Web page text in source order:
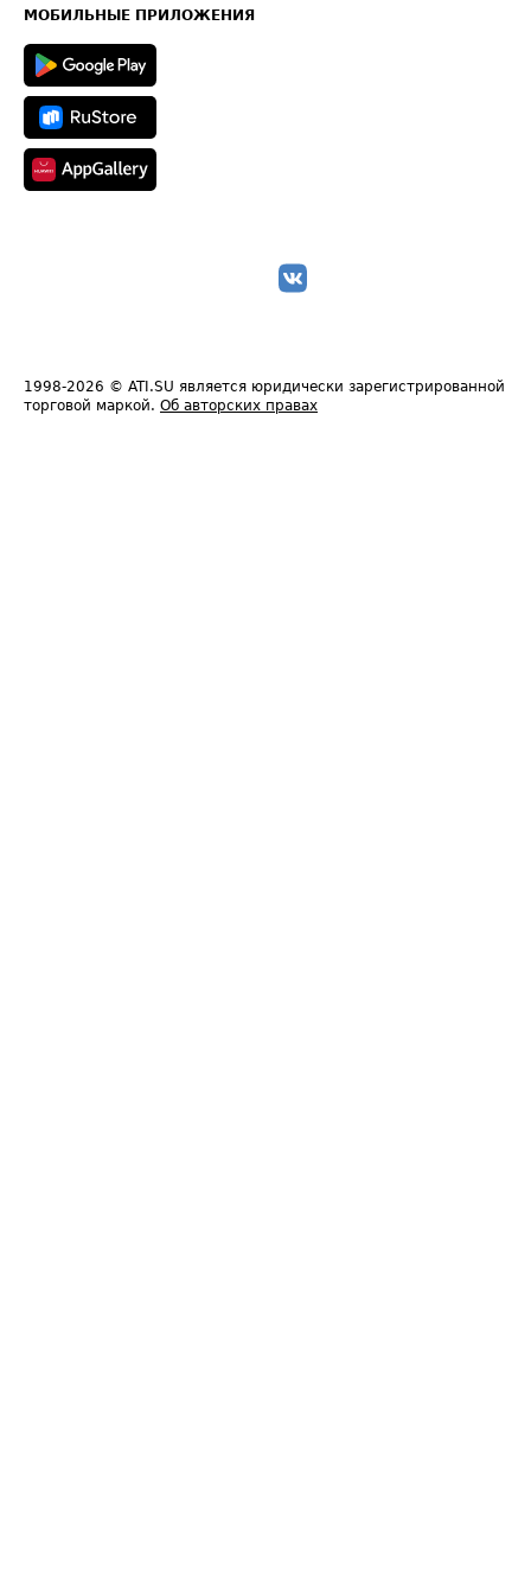
Техническая информация
МОБИЛЬНЫЕ ПРИЛОЖЕНИЯ
1998-2026 © ATI.SU является юридически зарегистрированной
торговой маркой. Об авторских правах